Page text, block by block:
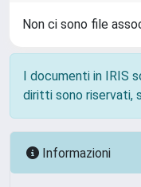
Non ci sono file
I documenti in IRIS
diritti sono riservati,
Informazioni